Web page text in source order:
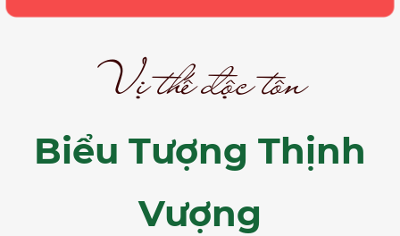
Vị thế độc tôn
Biểu Tượng Thịnh
Vượng